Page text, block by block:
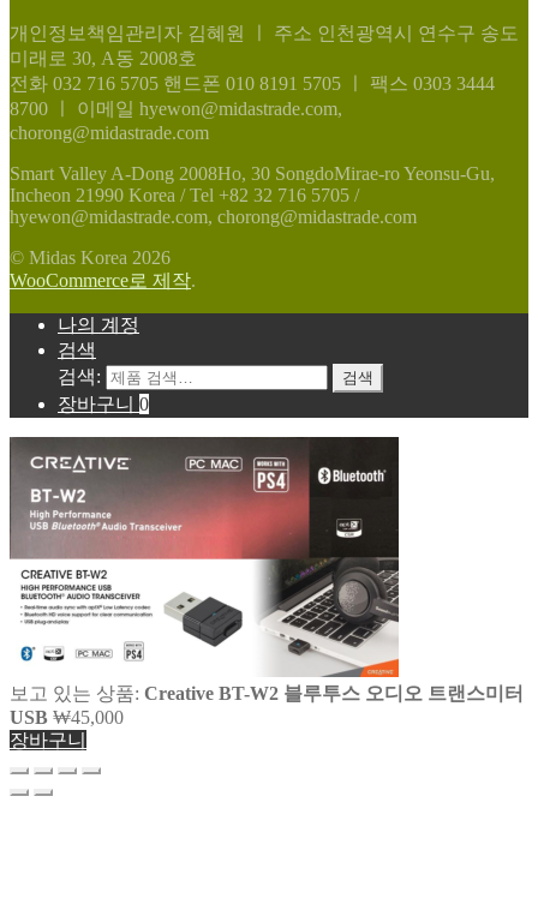
개인정보책임관리자 김혜원
주소 인천광역시 연수구 송도
미래로 30, A동 2008호
전화 032 716 5705 핸드폰 010 8191 5705
팩스 0303 3444
8700
이메일 hyewon@midastrade.com,
chorong@midastrade.com
Smart Valley A-Dong 2008Ho, 30 SongdoMirae-ro Yeonsu-Gu,
Incheon 21990 Korea / Tel +82 32 716 5705 /
hyewon@midastrade.com, chorong@midastrade.com
© Midas Korea 2026
WooCommerce로 제작.
나의 계정
검색
검색:
검색
장바구니 0
보고 있는 상품: Creative BT-W2 블루투스 오디오 트랜스미터
USB ₩45,000
장바구니